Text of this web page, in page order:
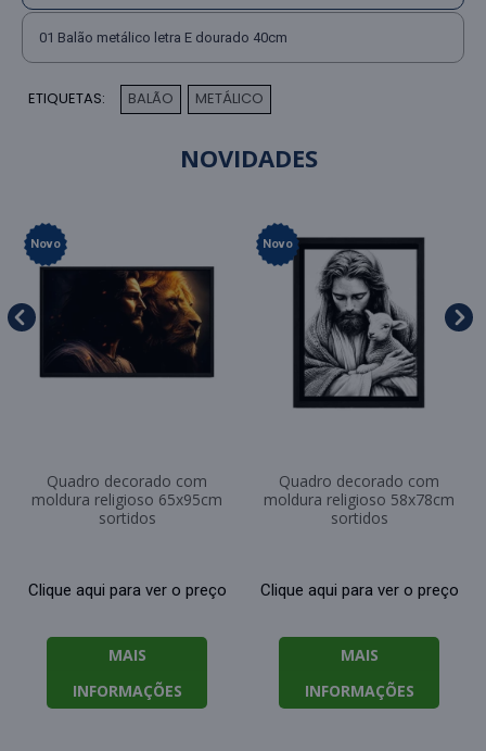
01 Balão metálico letra E dourado 40cm
ETIQUETAS: BALÃO METÁLICO
NOVIDADES
Novo
Quadro decorado com
moldura religioso 65x95cm
sortidos
Clique aqui para ver o preço
MAIS
INFORMAÇÕES
Novo
Quadro decorado com
moldura religioso 58x78cm
sortidos
Clique aqui para ver o preço
MAIS
INFORMAÇÕES